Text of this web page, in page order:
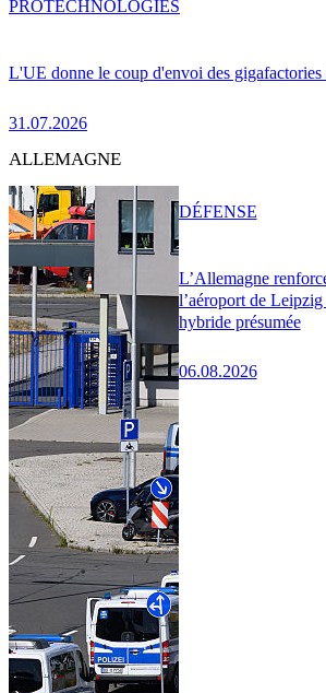
L'UE donne le coup d'envoi des gigafactories
31.07.2026
PROTECHNOLOGIES
ALLEMAGNE
L’Allemagne
l’aéroport de Leipzig
hybride présumée
06.08.2026
DÉFENSE